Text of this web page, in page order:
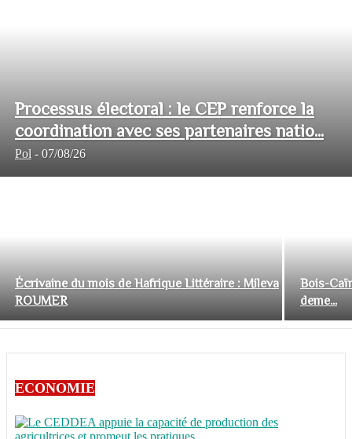
Processus électoral : le CEP renforce la
coordination avec ses partenaires natio...
Pol - 07/08/26
Écrivaine du mois de Hafrique Littéraire : Mileva
ROUMER
Bois-
deme...
ECONOMIE